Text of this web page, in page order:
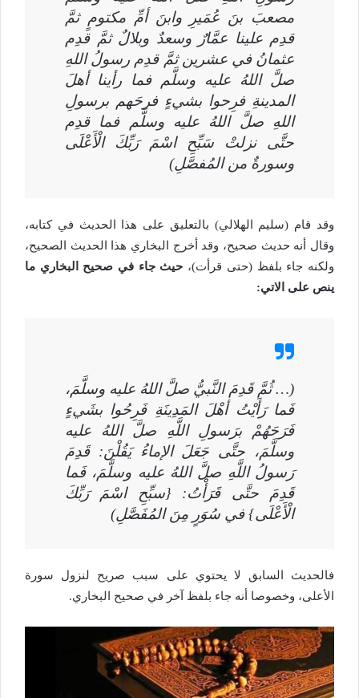
مصعبَ بنَ عُمَيرِ وابنَ أمِّ مكتومٍ ثمَّ
قدِم علينا عمَّارٌ وسعدٌ وبلالٌ ثمَّ قدِم
عثمانُ في عشرين ثمَّ قدِم رسولُ اللهِ
صلَّ اللهُ عليه وسلَّم فما رأينا أهلَ
المدينةِ فرِحوا بشيءٍ فرحَهم برسولِ
اللهِ صلَّ اللهُ عليه وسلَّم فما قدِم
حتَّى نزلتْ سَبِّحِ اسْمَ رَبِّكَ الْأَعْلَى
وسورةٌ من المُفصَّلِ)
وقد قام (سليم الهلالي) بالتعليق على هذا الحديث في كتابه،
وقال أنه حديث صحيح، وقد أخرج البخاري هذا الحديث الصحيح،
ولكنه جاء بلفظ (حتى قرأت)، حيث جاء في صحيح البخاري ما
ينص على الاتي:
(… ثُمَّ قَدِمَ النَّبيُّ صلَّ اللهُ عليه وسلَّمَ،
فَما رَأَيْتُ أهْلَ المَدِينَةِ فَرِحُوا بشَيءٍ
فَرَحَهُمْ برَسولِ اللَّهِ صلَّ اللهُ عليه
وسلَّمَ، حتَّى جَعَلَ الإماءُ يَقُلْنَ: قَدِمَ
رَسولُ اللَّهِ صلَّ اللهُ عليه وسلَّمَ، فَما
قَدِمَ حتَّى قَرَأْتُ: {سبِّحِ اسْمَ رَبِّكَ
الْأَعْلَى} في سُوَرٍ مِنَ المُفَصَّلِ)
فالحديث السابق لا يحتوي على سبب صريح لنزول سورة
الأعلى، وخصوصا أنه جاء بلفظ آخر في صحيح البخاري.